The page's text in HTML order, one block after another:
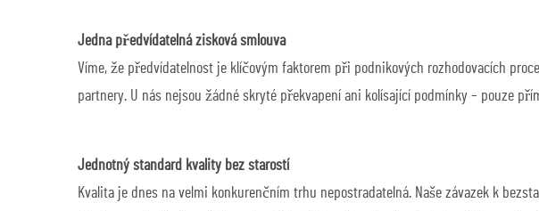
Jedna předvídatelná zisková smlouva
Víme, že předvídatelnost je klíčovým faktorem při podnikových rozhodovacích
partnery. U nás nejsou žádné skryté překvapení ani kolísající podmínky – pouze
Jednotný standard kvality bez starostí
Kvalita je dnes na velmi konkurenčním trhu nepostradatelná. Naše závazek k